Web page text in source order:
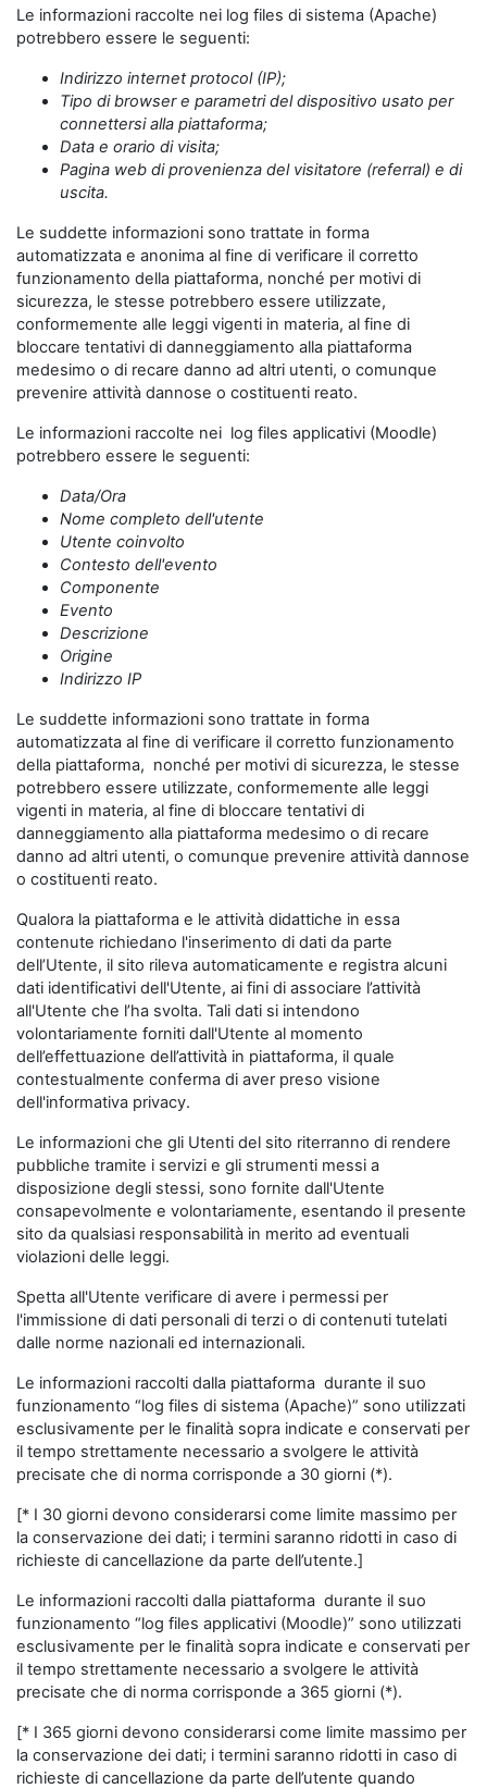
Le informazioni raccolte nei log files di sistema (Apache)
potrebbero essere le seguenti:
Indirizzo internet protocol (IP);
Tipo di browser e parametri del dispositivo usato per
connettersi alla piattaforma;
Data e orario di visita;
Pagina web di provenienza del visitatore (referral) e di
uscita.
Le suddette informazioni sono trattate in forma
automatizzata e anonima al fine di verificare il corretto
funzionamento della piattaforma, nonché per motivi di
sicurezza, le stesse potrebbero essere utilizzate,
conformemente alle leggi vigenti in materia, al fine di
bloccare tentativi di danneggiamento alla piattaforma
medesimo o di recare danno ad altri utenti, o comunque
prevenire attività dannose o costituenti reato.
Le informazioni raccolte nei log files applicativi (Moodle)
potrebbero essere le seguenti:
Data/Ora
Nome completo dell'utente
Utente coinvolto
Contesto dell'evento
Componente
Evento
Descrizione
Origine
Indirizzo IP
Le suddette informazioni sono trattate in forma
automatizzata al fine di verificare il corretto funzionamento
della piattaforma, nonché per motivi di sicurezza, le stesse
potrebbero essere utilizzate, conformemente alle leggi
vigenti in materia, al fine di bloccare tentativi di
danneggiamento alla piattaforma medesimo o di recare
danno ad altri utenti, o comunque prevenire attività dannose
o costituenti reato.
Qualora la piattaforma e le attività didattiche in essa
contenute richiedano l'inserimento di dati da parte
dell’Utente, il sito rileva automaticamente e registra alcuni
dati identificativi dell'Utente, ai fini di associare l’attività
all'Utente che l’ha svolta. Tali dati si intendono
volontariamente forniti dall'Utente al momento
dell’effettuazione dell’attività in piattaforma, il quale
contestualmente conferma di aver preso visione
dell'informativa privacy.
Le informazioni che gli Utenti del sito riterranno di rendere
pubbliche tramite i servizi e gli strumenti messi a
disposizione degli stessi, sono fornite dall'Utente
consapevolmente e volontariamente, esentando il presente
sito da qualsiasi responsabilità in merito ad eventuali
violazioni delle leggi.
Spetta all'Utente verificare di avere i permessi per
l'immissione di dati personali di terzi o di contenuti tutelati
dalle norme nazionali ed internazionali.
Le informazioni raccolti dalla piattaforma durante il suo
funzionamento “log files di sistema (Apache)” sono utilizzati
esclusivamente per le finalità sopra indicate e conservati per
il tempo strettamente necessario a svolgere le attività
precisate che di norma corrisponde a 30 giorni (*).
[* I 30 giorni devono considerarsi come limite massimo per
la conservazione dei dati; i termini saranno ridotti in caso di
richieste di cancellazione da parte dell’utente.]
Le informazioni raccolti dalla piattaforma durante il suo
funzionamento “log files applicativi (Moodle)” sono utilizzati
esclusivamente per le finalità sopra indicate e conservati per
il tempo strettamente necessario a svolgere le attività
precisate che di norma corrisponde a 365 giorni (*).
[* I 365 giorni devono considerarsi come limite massimo per
la conservazione dei dati; i termini saranno ridotti in caso di
richieste di cancellazione da parte dell’utente quando